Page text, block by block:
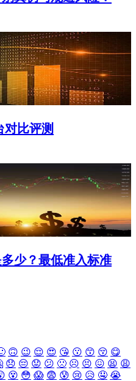
对比评测
少？最低准入标准
🙃 😉 😌 😍 😘 😗 😙 😚 😋
😞 😔 😟 😕 🙁 ☹️ 😣 😖 😫 😩
😵 😳 😱 😨 😰 😢 😥 🤤 😭